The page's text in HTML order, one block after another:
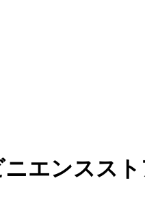
エンスス